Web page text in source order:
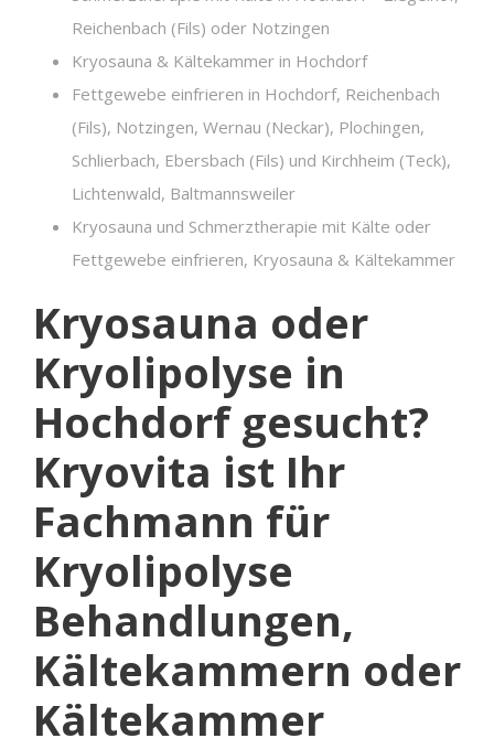
Reichenbach (Fils) oder Notzingen
Kryosauna & Kältekammer in Hochdorf
Fettgewebe einfrieren in Hochdorf, Reichenbach
(Fils), Notzingen, Wernau (Neckar), Plochingen,
Schlierbach, Ebersbach (Fils) und Kirchheim (Teck),
Lichtenwald, Baltmannsweiler
Kryosauna und Schmerztherapie mit Kälte oder
Fettgewebe einfrieren, Kryosauna & Kältekammer
Kryosauna oder
Kryolipolyse in
Hochdorf gesucht?
Kryovita ist Ihr
Fachmann für
Kryolipolyse
Behandlungen,
Kältekammern oder
Kältekammer